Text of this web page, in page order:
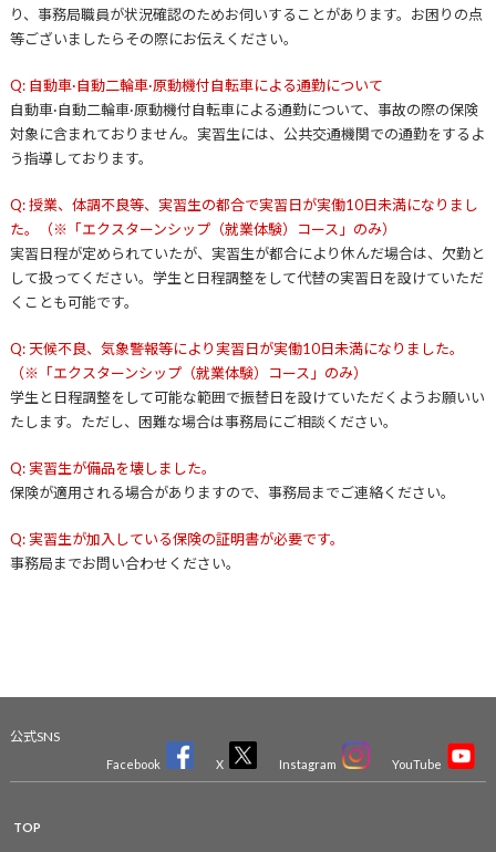
り、事務局職員が状況確認のためお伺いすることがあります。お困りの点
等ございましたらその際にお伝えください。
Q: 自動車·自動二輪車·原動機付自転車による通勤について
自動車·自動二輪車·原動機付自転車による通勤について、事故の際の保険
対象に含まれておりません。実習生には、公共交通機関での通勤をするよ
う指導しております。
Q: 授業、体調不良等、実習生の都合で実習日が実働10日未満になりまし
た。（※「エクスターンシップ（就業体験）コース」のみ）
実習日程が定められていたが、実習生が都合により休んだ場合は、欠勤と
して扱ってください。学生と日程調整をして代替の実習日を設けていただ
くことも可能です。
Q: 天候不良、気象警報等により実習日が実働10日未満になりました。
（※「エクスターンシップ（就業体験）コース」のみ）
学生と日程調整をして可能な範囲で振替日を設けていただくようお願いい
たします。ただし、困難な場合は事務局にご相談ください。
Q: 実習生が備品を壊しました。
保険が適用される場合がありますので、事務局までご連絡ください。
Q: 実習生が加入している保険の証明書が必要です。
事務局までお問い合わせください。
公式SNS
Facebook X Instagram YouTube
TOP